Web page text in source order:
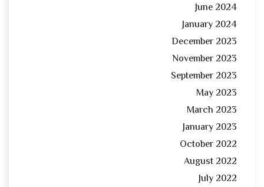
June 2024
January 2024
December 2023
November 2023
September 2023
May 2023
March 2023
January 2023
October 2022
August 2022
July 2022